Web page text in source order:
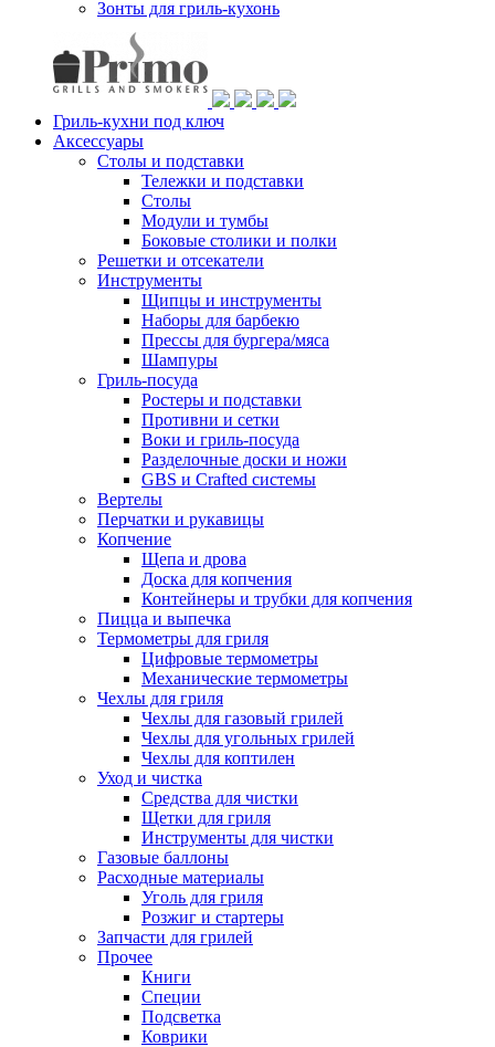
Зонты для гриль-кухонь
Гриль-кухни под ключ
Аксессуары
Столы и подставки
Тележки и подставки
Столы
Модули и тумбы
Боковые столики и полки
Решетки и отсекатели
Инструменты
Щипцы и инструменты
Наборы для барбекю
Прессы для бургера/мяса
Шампуры
Гриль-посуда
Ростеры и подставки
Противни и сетки
Воки и гриль-посуда
Разделочные доски и ножи
GBS и Crafted системы
Вертелы
Перчатки и рукавицы
Копчение
Щепа и дрова
Доска для копчения
Контейнеры и трубки для копчения
Пицца и выпечка
Термометры для гриля
Цифровые термометры
Механические термометры
Чехлы для гриля
Чехлы для газовый грилей
Чехлы для угольных грилей
Чехлы для коптилен
Уход и чистка
Средства для чистки
Щетки для гриля
Инструменты для чистки
Газовые баллоны
Расходные материалы
Уголь для гриля
Розжиг и стартеры
Запчасти для грилей
Прочее
Книги
Специи
Подсветка
Коврики